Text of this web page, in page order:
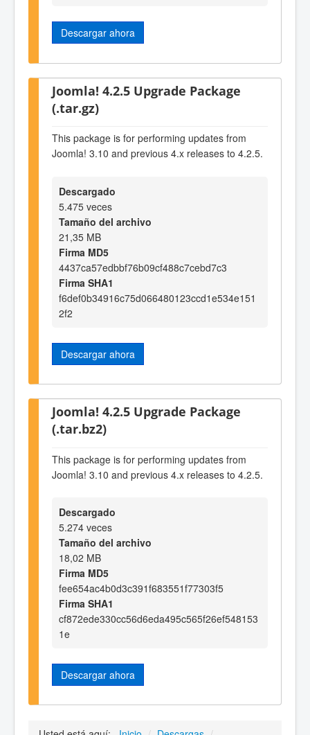
Descargar ahora
Joomla! 4.2.5 Upgrade Package
(.tar.gz)
This package is for performing updates from
Joomla! 3.10 and previous 4.x releases to 4.2.5.
Descargado
5.475 veces
Tamaño del archivo
21,35 MB
Firma MD5
4437ca57edbbf76b09cf488c7cebd7c3
Firma SHA1
f6def0b34916c75d066480123ccd1e534e151
2f2
Descargar ahora
Joomla! 4.2.5 Upgrade Package
(.tar.bz2)
This package is for performing updates from
Joomla! 3.10 and previous 4.x releases to 4.2.5.
Descargado
5.274 veces
Tamaño del archivo
18,02 MB
Firma MD5
fee654ac4b0d3c391f683551f77303f5
Firma SHA1
cf872ede330cc56d6eda495c565f26ef548153
1e
Descargar ahora